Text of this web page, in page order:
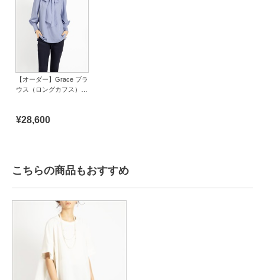
【オーダー】Grace ブラ
ウス（ロングカフス）｜
¥28,600
こちらの商品もおすすめ